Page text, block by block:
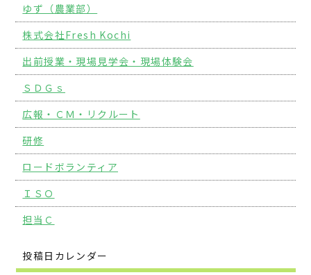
ゆず（農業部）
株式会社Fresh Kochi
出前授業・現場見学会・現場体験会
ＳＤＧｓ
広報・ＣＭ・リクルート
研修
ロードボランティア
ＩＳＯ
担当Ｃ
投稿日カレンダー